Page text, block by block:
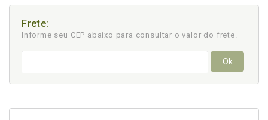
Frete:
Informe seu CEP abaixo para consultar o valor do frete.
Ok